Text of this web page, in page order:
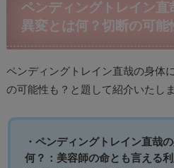
ペンディングトレイン直
異変とは何？切断の可能
ペンディングトレイン直哉の身体
の可能性も？と題して紹介いたし
・ペンディングトレイン直哉
何？：美容師の命とも言える